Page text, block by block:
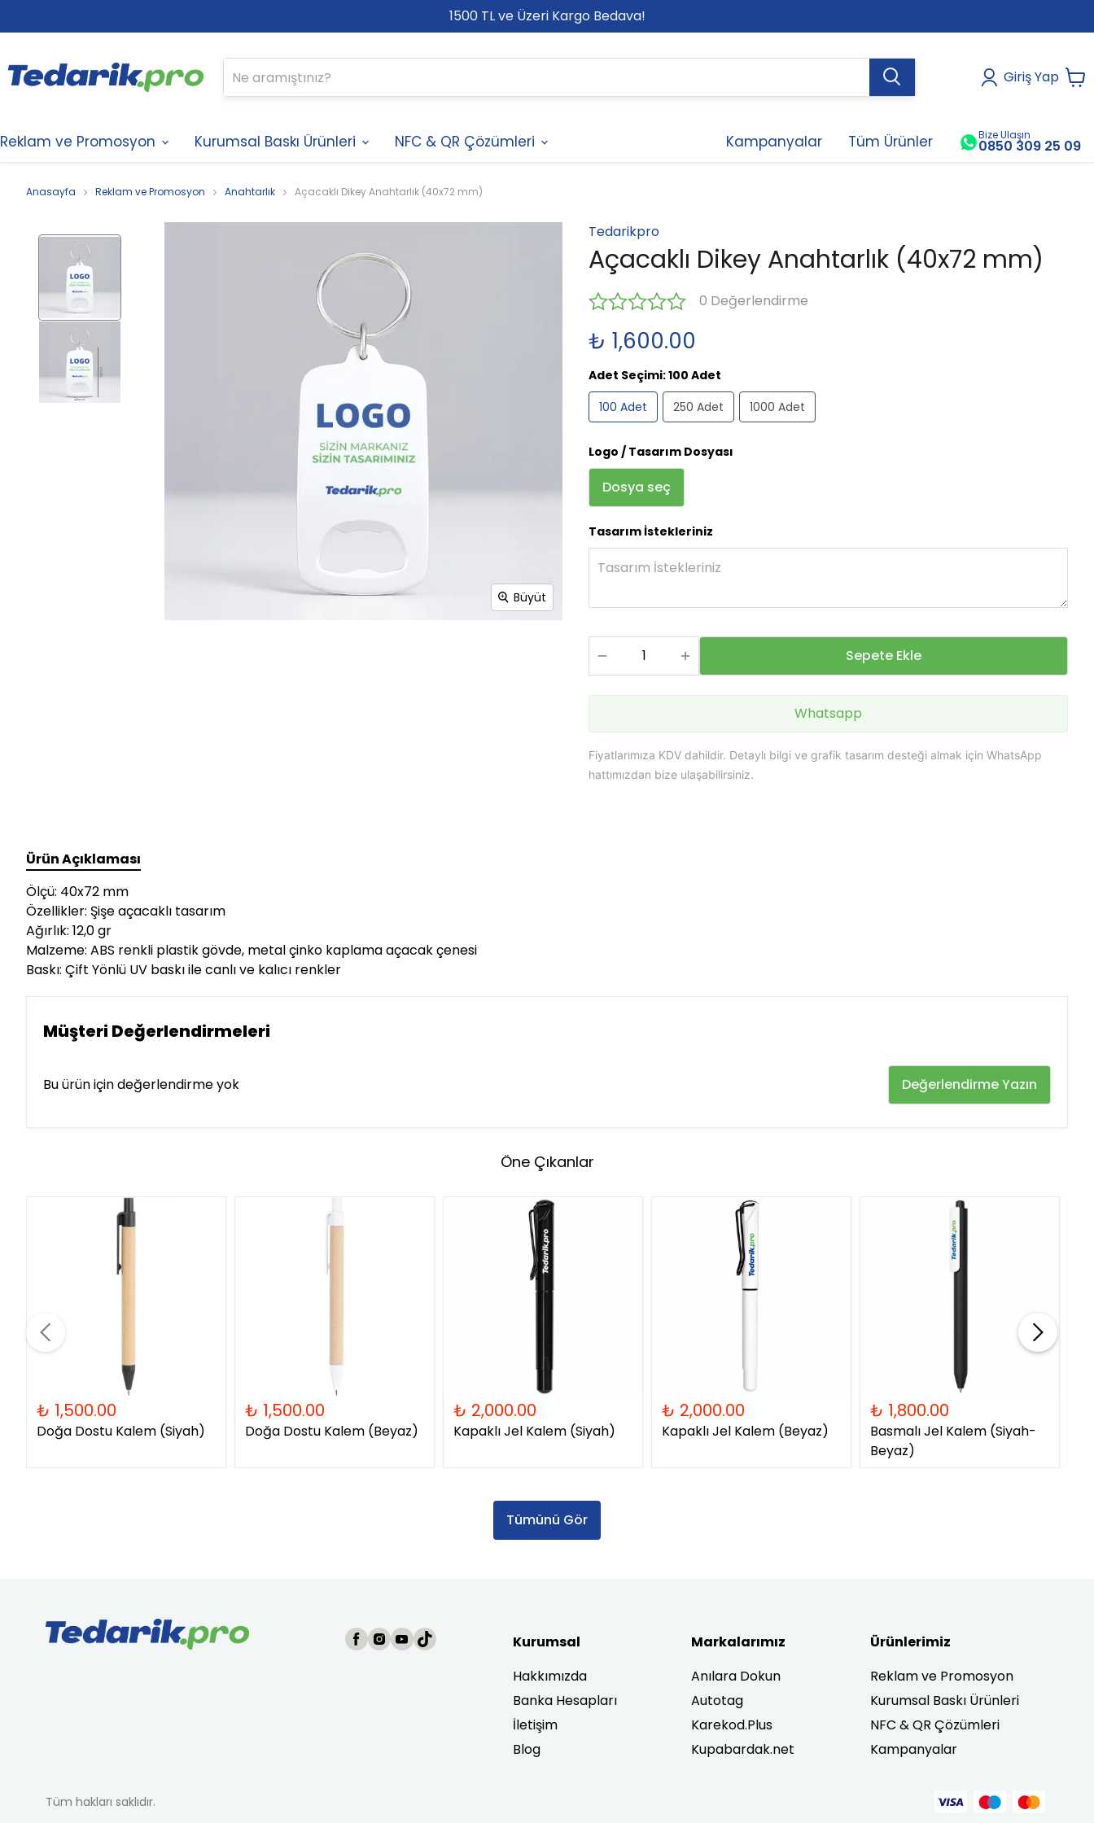
1500 TL ve Üzeri Kargo Bedava!
Giriş Yap
Reklam ve Promosyon Kurumsal Baskı Ürünleri NFC & QR Çözümleri Kampanyalar Tüm Ürünler Bize Ulaşın
0850 309 25 09
Anasayfa Reklam ve Promosyon Anahtarlık Açacaklı Dikey Anahtarlık (40x72 mm)
Büyüt
Tedarikpro
Açacaklı Dikey Anahtarlık (40x72 mm)
0 Değerlendirme
₺ 1,600.00
Adet Seçimi:100 Adet
100 Adet
250 Adet 1000 Adet
Logo / Tasarım Dosyası
Dosya seç
Tasarım İstekleriniz
Sepete Ekle
Whatsapp
Fiyatlarımıza KDV dahildir. Detaylı bilgi ve grafik tasarım desteği almak için WhatsApp
hattımızdan bize ulaşabilirsiniz.
Ürün Açıklaması
Ölçü: 40x72 mm
Özellikler: Şişe açacaklı tasarım
Ağırlık: 12,0 gr
Malzeme: ABS renkli plastik gövde, metal çinko kaplama açacak çenesi
Baskı: Çift Yönlü UV baskı ile canlı ve kalıcı renkler
Müşteri Değerlendirmeleri
Bu ürün için değerlendirme yok Değerlendirme Yazın
Öne Çıkanlar
₺ 1,500.00
Doğa Dostu Kalem (Siyah)
₺ 1,500.00
Doğa Dostu Kalem (Beyaz)
₺ 2,000.00
Kapaklı Jel Kalem (Siyah)
₺ 2,000.00
Kapaklı Jel Kalem (Beyaz)
₺ 1,800.00
Basmalı Jel Kalem (Siyah-
Beyaz)
Tümünü Gör
Kurumsal
Hakkımızda
Banka Hesapları
İletişim
Blog
Markalarımız
Anılara Dokun
Autotag
Karekod.Plus
Kupabardak.net
Ürünlerimiz
Reklam ve Promosyon
Kurumsal Baskı Ürünleri
NFC & QR Çözümleri
Kampanyalar
Tüm hakları saklıdır.